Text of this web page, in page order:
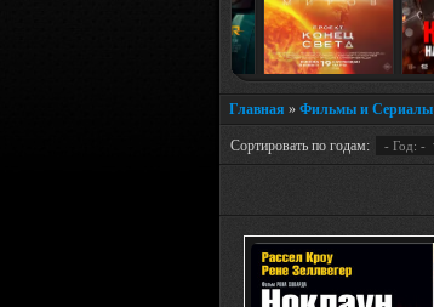
Главная » Фильмы и Сериалы
Сортировать по годам: